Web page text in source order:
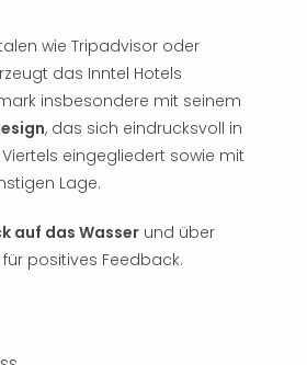
wie Tripadvisor oder
das Inntel Hotels
insbesondere mit seinem
, das sich eindrucksvoll in
eingegliedert sowie mit
Lage.
auf das Wasser und über
positives Feedback.